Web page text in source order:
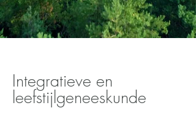
Integratieve en
leefstijlgeneeskunde